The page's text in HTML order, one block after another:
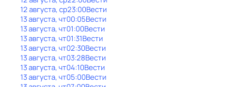
12 августа, ср23:00Вести
13 августа, чт00:05Вести
13 августа, чт01:00Вести
13 августа, чт01:31Вести
13 августа, чт02:30Вести
13 августа, чт03:28Вести
13 августа, чт04:10Вести
13 августа, чт05:00Вести